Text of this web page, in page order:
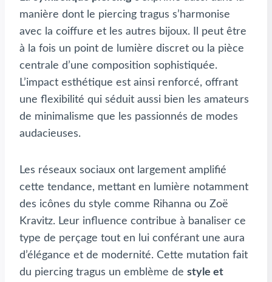
manière dont le piercing tragus s’harmonise
avec la coiffure et les autres bijoux. Il peut être
à la fois un point de lumière discret ou la pièce
centrale d’une composition sophistiquée.
L’impact esthétique est ainsi renforcé, offrant
une flexibilité qui séduit aussi bien les amateurs
de minimalisme que les passionnés de modes
audacieuses.
Les réseaux sociaux ont largement amplifié
cette tendance, mettant en lumière notamment
des icônes du style comme Rihanna ou Zoë
Kravitz. Leur influence contribue à banaliser ce
type de perçage tout en lui conférant une aura
d’élégance et de modernité. Cette mutation fait
du piercing tragus un emblème de style et